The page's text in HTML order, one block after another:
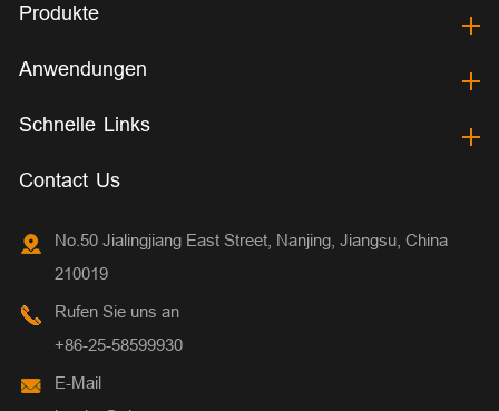
Produkte
Anwendungen
Schnelle Links
Contact Us
No.50 Jialingjiang East Street, Nanjing, Jiangsu, China
210019
Rufen Sie uns an
+86-25-58599930
E-Mail